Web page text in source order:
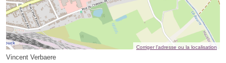
Corriger l’adresse ou la localisation
Vincent Verbaere